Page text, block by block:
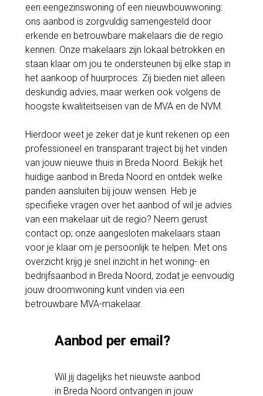
een eengezinswoning of een nieuwbouwwoning:
ons aanbod is zorgvuldig samengesteld door
erkende en betrouwbare makelaars die de regio
kennen. Onze makelaars zijn lokaal betrokken en
staan klaar om jou te ondersteunen bij elke stap in
het aankoop of huurproces. Zij bieden niet alleen
deskundig advies, maar werken ook volgens de
hoogste kwaliteitseisen van de MVA en de NVM.
Hierdoor weet je zeker dat je kunt rekenen op een
professioneel en transparant traject bij het vinden
van jouw nieuwe thuis in Breda Noord. Bekijk het
huidige aanbod in Breda Noord en ontdek welke
panden aansluiten bij jouw wensen. Heb je
specifieke vragen over het aanbod of wil je advies
van een makelaar uit de regio? Neem gerust
contact op; onze aangesloten makelaars staan
voor je klaar om je persoonlijk te helpen. Met ons
overzicht krijg je snel inzicht in het woning- en
bedrijfsaanbod in Breda Noord, zodat je eenvoudig
jouw droomwoning kunt vinden via een
betrouwbare MVA-makelaar.
Aanbod per email?
Wil jij dagelijks het nieuwste aanbod
in Breda Noord ontvangen in jouw